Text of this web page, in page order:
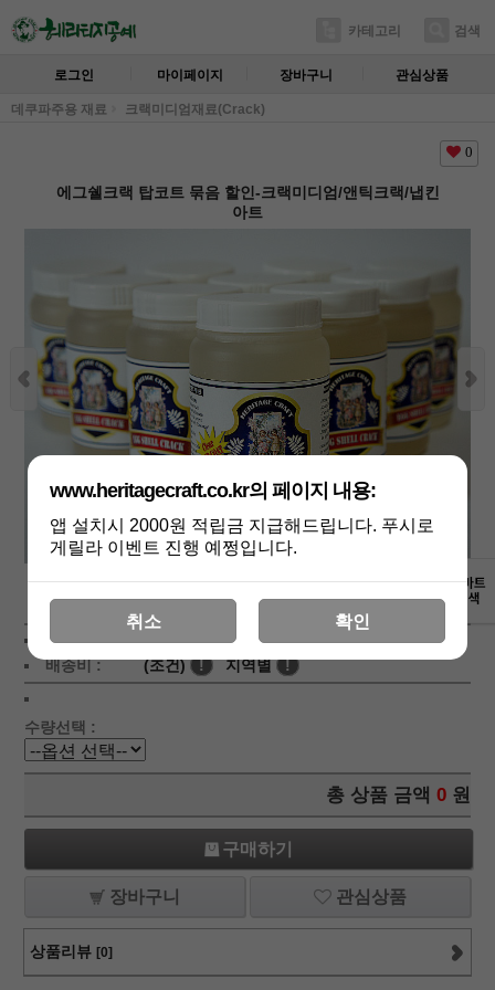
카테고리 검색
로그인 마이페이지 장바구니 관심상품
데쿠파주용 재료 크랙미디엄재료(Crack)
0
에그쉘크랙 탑코트 묶음 할인-크랙미디엄/앤틱크랙/냅킨
아트
상품가 : 31,500원적립금:200원
배송비 : (조건) ! 지역별 !
수량선택 :
총 상품 금액 0 원
구매하기
장바구니 관심상품
상품리뷰 [0]
www.heritagecraft.co.kr의 페이지 내용:
앱 설치시 2000원 적립금 지급해드립니다. 푸시로
게릴라 이벤트 진행 예쩡입니다.
취소 확인